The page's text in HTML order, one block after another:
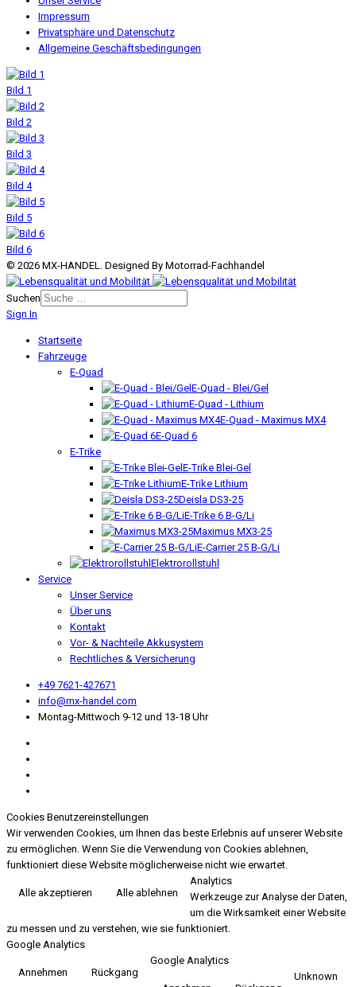
Impressum
Privatsphäre und Datenschutz
Allgemeine Geschäftsbedingungen
Bild 1
Bild 2
Bild 3
Bild 4
Bild 5
Bild 6
© 2026 MX-HANDEL. Designed By Motorrad-Fachhandel
Suchen
Sign In
Startseite
Fahrzeuge
E-Quad
E-Quad - Blei/Gel
E-Quad - Lithium
E-Quad - Maximus MX4
E-Quad 6
E-Trike
E-Trike Blei-Gel
E-Trike Lithium
Deisla DS3-25
E-Trike 6 B-G/Li
Maximus MX3-25
E-Carrier 25 B-G/Li
Elektrorollstuhl
Service
Unser Service
Über uns
Kontakt
Vor- & Nachteile Akkusystem
Rechtliches & Versicherung
+49 7621-427671
info@mx-handel.com
Montag-Mittwoch 9-12 und 13-18 Uhr
Cookies Benutzereinstellungen
Wir verwenden Cookies, um Ihnen das beste Erlebnis auf unserer Website
zu ermöglichen. Wenn Sie die Verwendung von Cookies ablehnen,
funktioniert diese Website möglicherweise nicht wie erwartet.
Alle akzeptieren Alle ablehnen
Analytics
Werkzeuge zur Analyse der Daten,
um die Wirksamkeit einer Website
zu messen und zu verstehen, wie sie funktioniert.
Google Analytics
Annehmen Rückgang
Google Analytics
Unknown